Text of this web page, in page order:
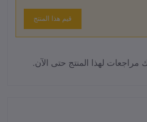
قيم هذا المنتج
مراجعات لهذا المنتج حتى الآن.